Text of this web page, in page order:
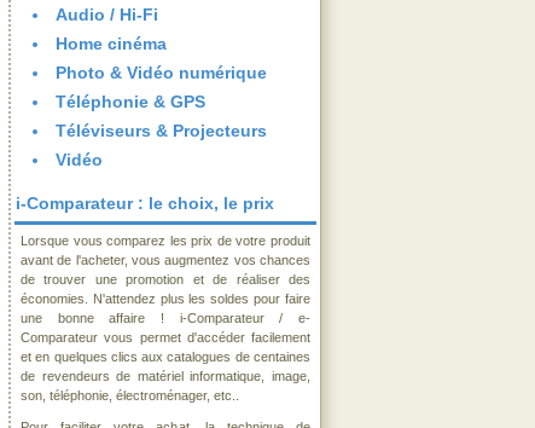
Audio / Hi-Fi
Home cinéma
Photo & Vidéo numérique
Téléphonie & GPS
Téléviseurs & Projecteurs
Vidéo
i-Comparateur : le choix, le prix
Lorsque vous comparez les prix de votre produit
avant de l'acheter, vous augmentez vos chances
de trouver une promotion et de réaliser des
économies. N'attendez plus les soldes pour faire
une bonne affaire ! i-Comparateur / e-
Comparateur vous permet d'accéder facilement
et en quelques clics aux catalogues de centaines
de revendeurs de matériel informatique, image,
son, téléphonie, électroménager, etc..